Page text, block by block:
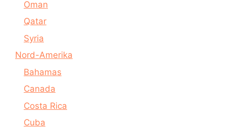
Oman
Qatar
Syria
Nord-Amerika
Bahamas
Canada
Costa Rica
Cuba